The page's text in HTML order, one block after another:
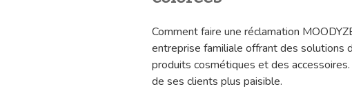
Comment faire une réclamation
entreprise familiale offrant des solutions
produits cosmétiques et des
de ses clients plus paisible.